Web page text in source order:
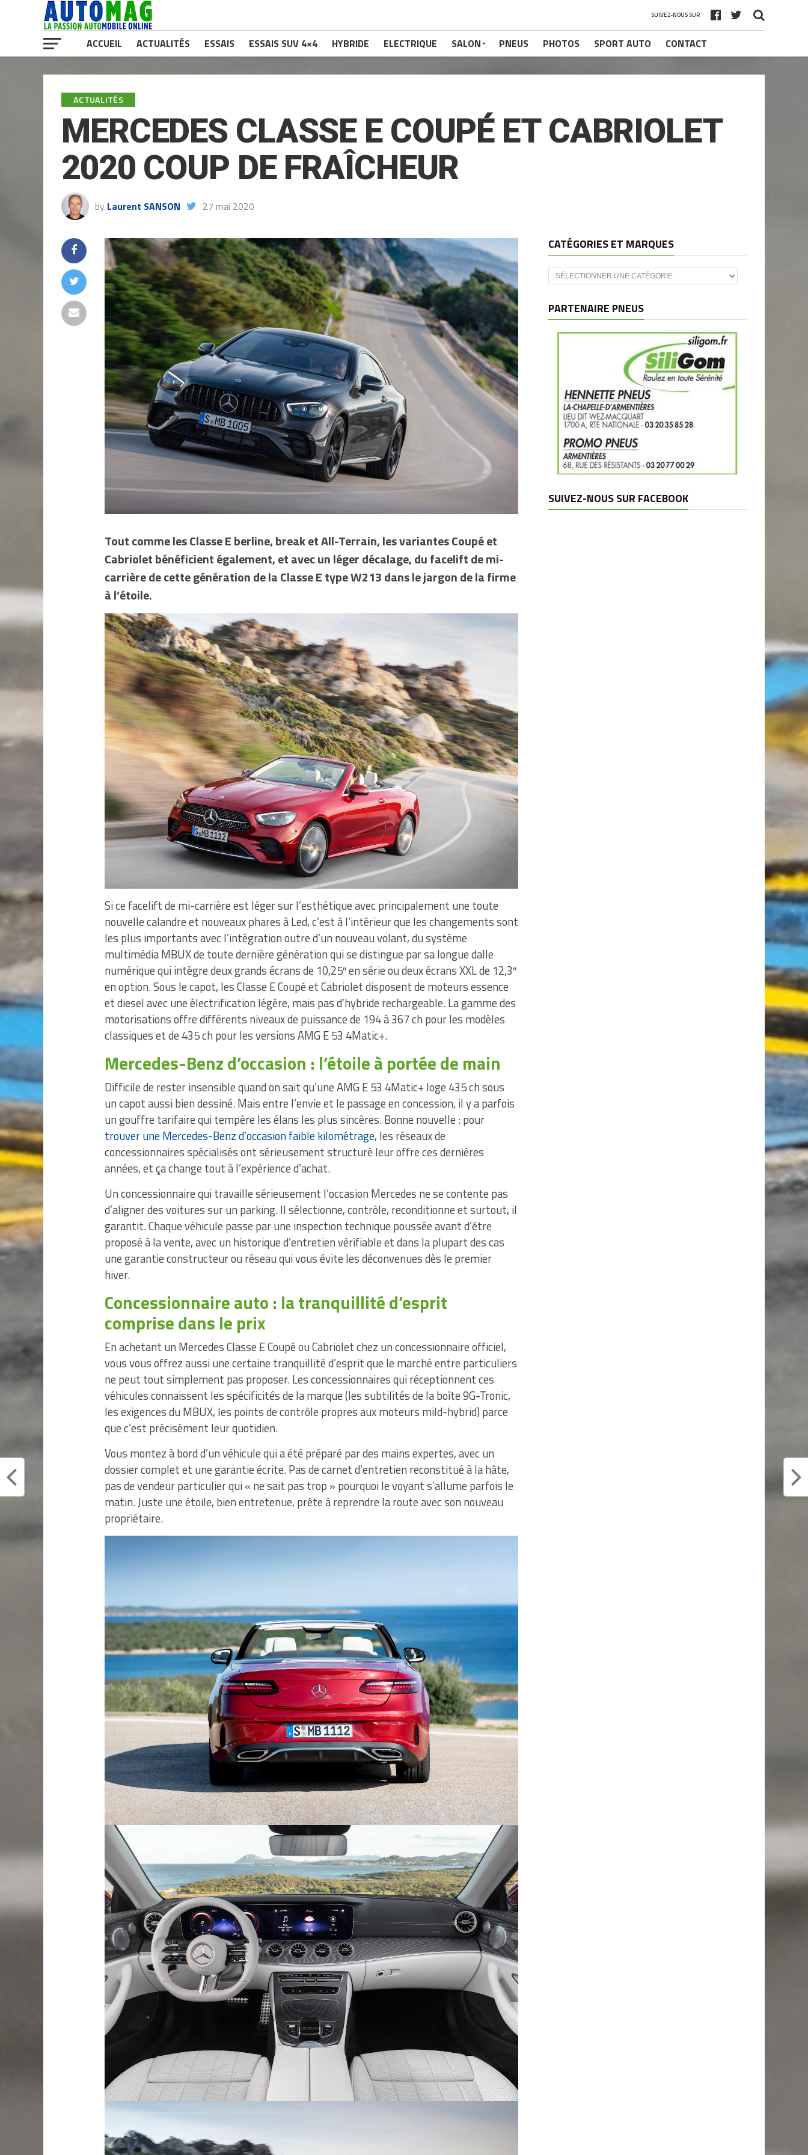
SUIVEZ-NOUS SUR
ACCUEIL ACTUALITÉS ESSAIS ESSAIS SUV 4×4 HYBRIDE ELECTRIQUE SALON PNEUS PHOTOS SPORT AUTO CONTACT
ACTUALITÉS
MERCEDES CLASSE E COUPÉ ET CABRIOLET
2020 COUP DE FRAÎCHEUR
by Laurent SANSON 27 mai 2020
Tout comme les Classe E berline, break et All-Terrain, les variantes Coupé et
Cabriolet bénéficient également, et avec un léger décalage, du facelift de mi-
carrière de cette génération de la Classe E type W213 dans le jargon de la firme
à l’étoile.
Si ce facelift de mi-carrière est léger sur l’esthétique avec principalement une toute
nouvelle calandre et nouveaux phares à Led, c’est à l’intérieur que les changements sont
les plus importants avec l’intégration outre d’un nouveau volant, du système
multimédia MBUX de toute dernière génération qui se distingue par sa longue dalle
numérique qui intègre deux grands écrans de 10,25″ en série ou deux écrans XXL de 12,3″
en option. Sous le capot, les Classe E Coupé et Cabriolet disposent de moteurs essence
et diesel avec une électrification légère, mais pas d’hybride rechargeable. La gamme des
motorisations offre différents niveaux de puissance de 194 à 367 ch pour les modèles
classiques et de 435 ch pour les versions AMG E 53 4Matic+.
Mercedes-Benz d’occasion : l’étoile à portée de main
Difficile de rester insensible quand on sait qu’une AMG E 53 4Matic+ loge 435 ch sous
un capot aussi bien dessiné. Mais entre l’envie et le passage en concession, il y a parfois
un gouffre tarifaire qui tempère les élans les plus sincères. Bonne nouvelle : pour
trouver une Mercedes-Benz d’occasion faible kilométrage, les réseaux de
concessionnaires spécialisés ont sérieusement structuré leur offre ces dernières
années, et ça change tout à l’expérience d’achat.
Un concessionnaire qui travaille sérieusement l’occasion Mercedes ne se contente pas
d’aligner des voitures sur un parking. Il sélectionne, contrôle, reconditionne et surtout, il
garantit. Chaque véhicule passe par une inspection technique poussée avant d’être
proposé à la vente, avec un historique d’entretien vérifiable et dans la plupart des cas
une garantie constructeur ou réseau qui vous évite les déconvenues dès le premier
hiver.
Concessionnaire auto : la tranquillité d’esprit
comprise dans le prix
En achetant un Mercedes Classe E Coupé ou Cabriolet chez un concessionnaire officiel,
vous vous offrez aussi une certaine tranquillité d’esprit que le marché entre particuliers
ne peut tout simplement pas proposer. Les concessionnaires qui réceptionnent ces
véhicules connaissent les spécificités de la marque (les subtilités de la boîte 9G-Tronic,
les exigences du MBUX, les points de contrôle propres aux moteurs mild-hybrid) parce
que c’est précisément leur quotidien.
Vous montez à bord d’un véhicule qui a été préparé par des mains expertes, avec un
dossier complet et une garantie écrite. Pas de carnet d’entretien reconstitué à la hâte,
pas de vendeur particulier qui « ne sait pas trop » pourquoi le voyant s’allume parfois le
matin. Juste une étoile, bien entretenue, prête à reprendre la route avec son nouveau
propriétaire.
CATÉGORIES ET MARQUES
Catégories
et
PARTENAIRE PNEUS
SUIVEZ-NOUS SUR FACEBOOK